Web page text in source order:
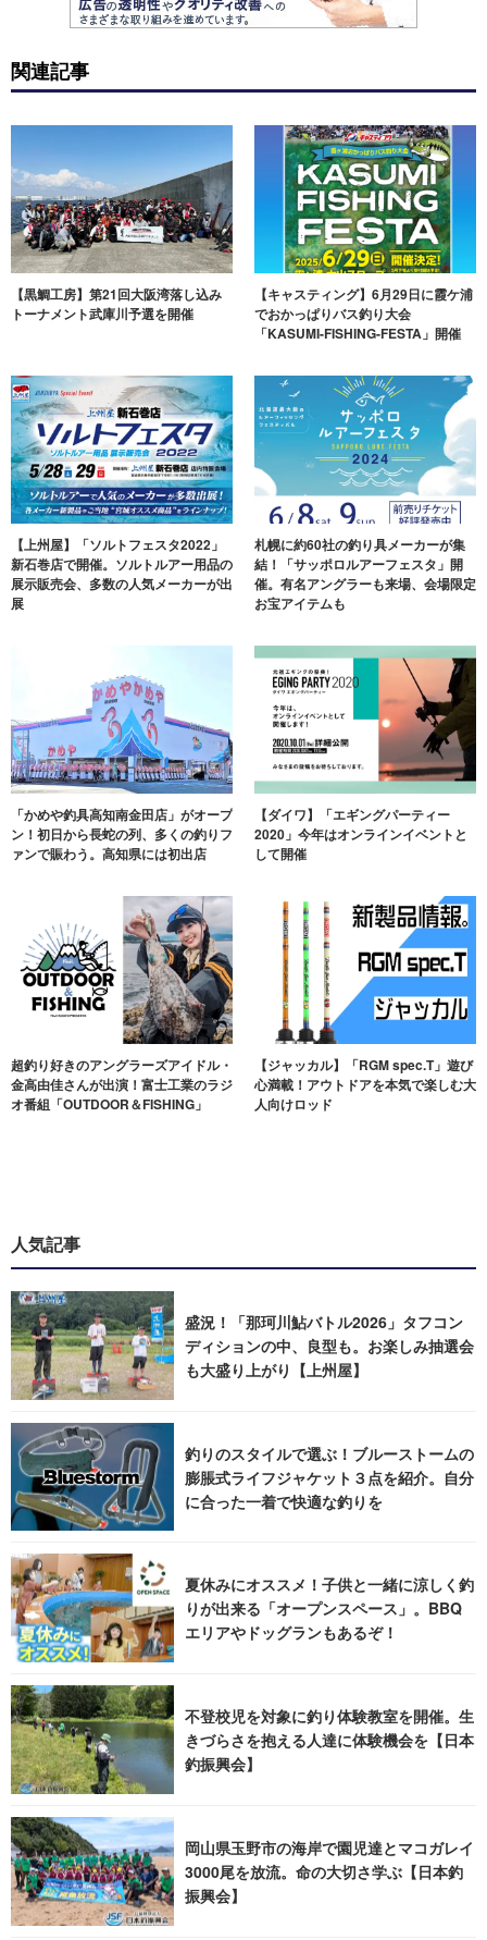
関連記事
【黒鯛工房】第21回大阪湾落し込み
トーナメント武庫川予選を開催
【キャスティング】6月29日に霞ケ浦
でおかっぱりバス釣り大会
「KASUMI-FISHING-FESTA」開催
【上州屋】「ソルトフェスタ2022」
新石巻店で開催。ソルトルアー用品の
展示販売会、多数の人気メーカーが出
展
札幌に約60社の釣り具メーカーが集
結！「サッポロルアーフェスタ」開
催。有名アングラーも来場、会場限定
お宝アイテムも
「かめや釣具高知南金田店」がオープ
ン！初日から長蛇の列、多くの釣りフ
ァンで賑わう。高知県には初出店
【ダイワ】「エギングパーティー
2020」今年はオンラインイベントと
して開催
超釣り好きのアングラーズアイドル・
金高由佳さんが出演！富士工業のラジ
オ番組「OUTDOOR＆FISHING」
【ジャッカル】「RGM spec.T」遊び
心満載！アウトドアを本気で楽しむ大
人向けロッド
人気記事
盛況！「那珂川鮎バトル2026」タフコン
ディションの中、良型も。お楽しみ抽選会
も大盛り上がり【上州屋】
釣りのスタイルで選ぶ！ブルーストームの
膨脹式ライフジャケット３点を紹介。自分
に合った一着で快適な釣りを
夏休みにオススメ！子供と一緒に涼しく釣
りが出来る「オープンスペース」。BBQ
エリアやドッグランもあるぞ！
不登校児を対象に釣り体験教室を開催。生
きづらさを抱える人達に体験機会を【日本
釣振興会】
岡山県玉野市の海岸で園児達とマコガレイ
3000尾を放流。命の大切さ学ぶ【日本釣
振興会】